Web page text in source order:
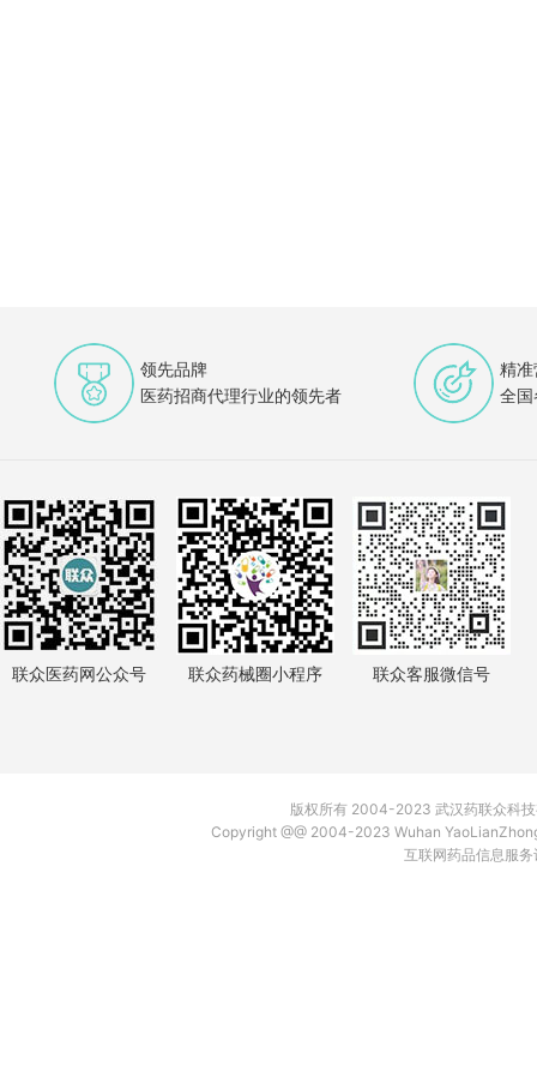
领先品牌
医药招商代理行业的领先者
精
全
联众医药网公众号 联众药械圈小程序 联众客服微信号
版权所有 2004-2023 武汉药联众科
Copyright @@ 2004-2023 Wuhan
互联网药品信息服